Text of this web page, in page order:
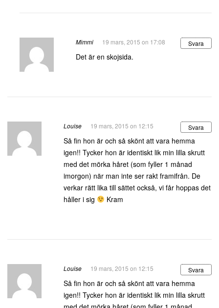
Mimmi 19 mars, 2015 on 17:08 Svara
Det är en skojsida.
Louise 19 mars, 2015 on 12:15 Svara
Så fin hon är och så skönt att vara hemma
igen!! Tycker hon är identiskt lik min lilla skrutt
med det mörka håret (som fyller 1 månad
imorgon) när man inte ser rakt framifrån. De
verkar rätt lika till sättet också, vi får hoppas det
håller i sig
Kram
Louise 19 mars, 2015 on 12:15 Svara
Så fin hon är och så skönt att vara hemma
igen!! Tycker hon är identiskt lik min lilla skrutt